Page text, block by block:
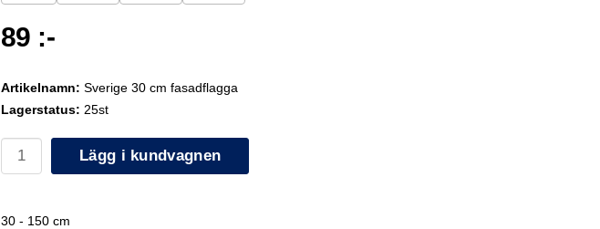
89 :-
Artikelnamn: Sverige 30 cm fasadflagga
Lagerstatus: 25st
Lägg i kundvagnen
30 - 150 cm